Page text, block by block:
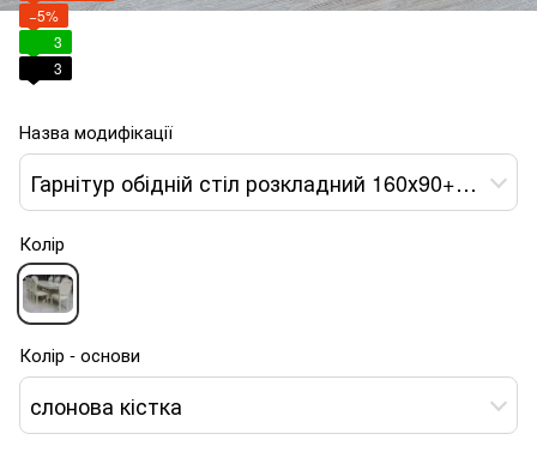
−5%
3
3
Назва модифікації
Гарнітур обідній стіл розкладний 160х90+40+40 та стільці 8 шт Арман
Колір
Колір - основи
слонова кістка